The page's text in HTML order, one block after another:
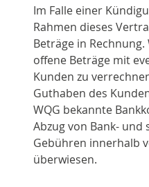
Im Falle einer
Rahmen dieses
Beträge in
offene Beträge mit
Kunden zu
Guthaben des
WQG bekannte
Abzug von Bank- und
Gebühren innerhalb
überwiesen.